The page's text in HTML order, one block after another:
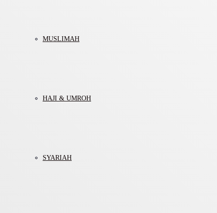
MUSLIMAH
HAJI & UMROH
SYARIAH